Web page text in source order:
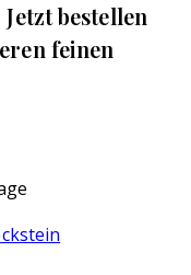
bestellen
feinen